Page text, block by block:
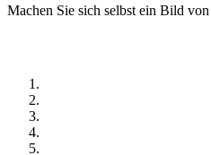
Machen Sie sich selbst ein Bild